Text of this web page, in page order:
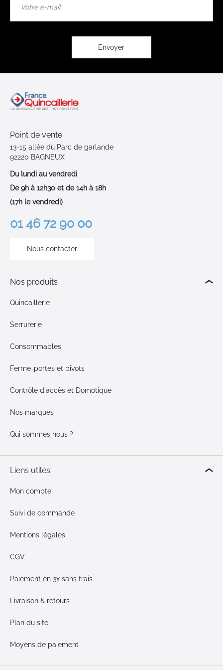
Envoyer
Point de vente
13-15 allée du Parc de garlande
92220 BAGNEUX
Du lundi au vendredi
De 9h à 12h30 et de 14h à 18h
(17h le vendredi)
01 46 72 90 00
Nous contacter
Nos produits
Quincaillerie
Serrurerie
Consommables
Ferme-portes et pivots
Contrôle d'accès et Domotique
Nos marques
Qui sommes nous ?
Liens utiles
Mon compte
Suivi de commande
Mentions légales
CGV
Paiement en 3x sans frais
Livraison & retours
Plan du site
Moyens de paiement